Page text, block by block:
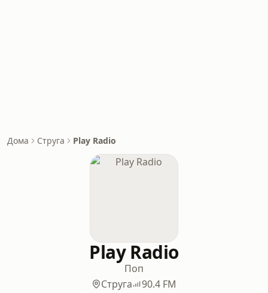
Дома Струга Play Radio
Play Radio
Поп
Струга
90.4 FM